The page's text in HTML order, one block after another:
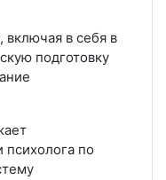
в себя в
подготовку
психолога по